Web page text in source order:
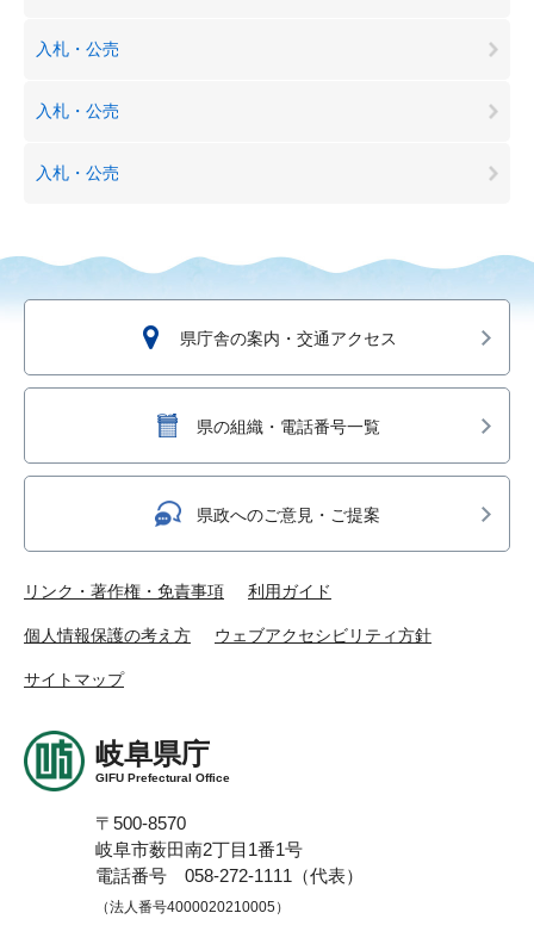
入札・公売
入札・公売
入札・公売
県庁舎の案内・交通アクセス
県の組織・電話番号一覧
県政へのご意見・ご提案
リンク・著作権・免責事項 利用ガイド
個人情報保護の考え方 ウェブアクセシビリティ方針
サイトマップ
岐阜県庁
GIFU Prefectural Office
〒500-8570
岐阜市薮田南2丁目1番1号
電話番号 058-272-1111（代表）
（法人番号4000020210005）